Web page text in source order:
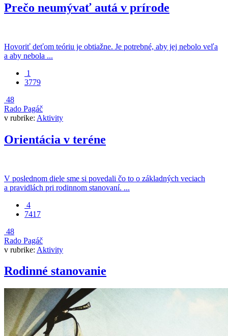
Prečo neumývať autá v prírode
Hovoriť deťom teóriu je obtiažne. Je potrebné, aby jej nebolo veľa
a aby nebola ...
1
3779
48
Rado Pagáč
v rubrike: Aktivity
Orientácia v teréne
V poslednom diele sme si povedali čo to o základných veciach
a pravidlách pri rodinnom stanovaní. ...
4
7417
48
Rado Pagáč
v rubrike: Aktivity
Rodinné stanovanie